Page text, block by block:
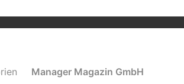
Manager Magazin GmbH